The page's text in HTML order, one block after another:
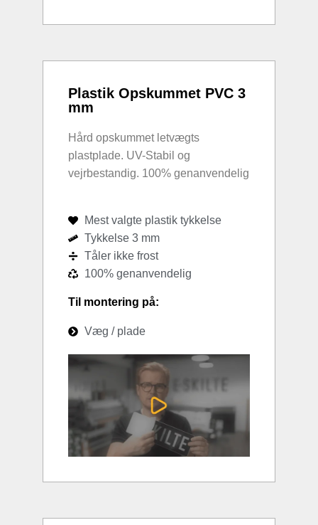
Plastik Opskummet PVC 3
mm
Hård opskummet letvægts
plastplade. UV-Stabil og
vejrbestandig. 100% genanvendelig
Mest valgte plastik tykkelse
Tykkelse 3 mm
Tåler ikke frost
100% genanvendelig
Til montering på:
Væg / plade